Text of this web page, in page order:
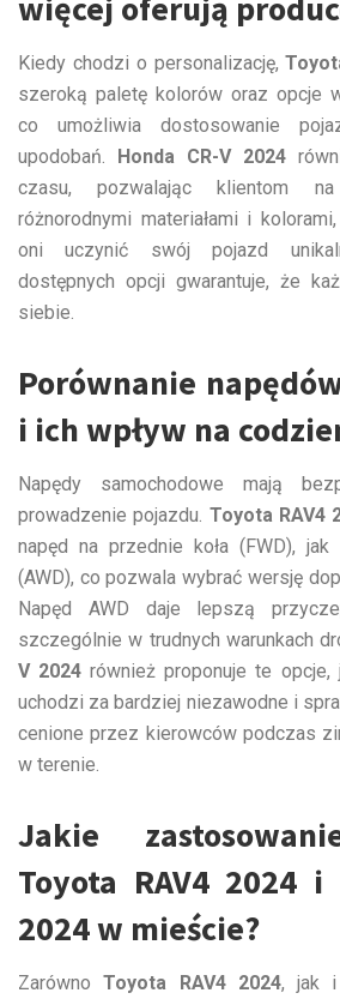
Kiedy chodzi o personalizację,
szeroką paletę kolorów oraz opcje
co umożliwia dostosowanie
upodobań. Honda CR-V 2024
czasu, pozwalając klientom
różnorodnymi materiałami i
oni uczynić swój pojazd
dostępnych opcji gwarantuje, że
siebie.
Porównanie
i ich wpływ na
Napędy samochodowe mają
prowadzenie pojazdu. Toyota RAV4
napęd na przednie koła (FWD),
(AWD), co pozwala wybrać wersję
Napęd AWD daje lepszą
szczególnie w trudnych warunkach
V 2024 również proponuje te opcje,
uchodzi za bardziej niezawodne i
cenione przez kierowców podczas
w terenie.
Jakie
Toyota RAV4 2024 i
2024 w mieście?
ZarównoToyota RAV4 2024, jak i